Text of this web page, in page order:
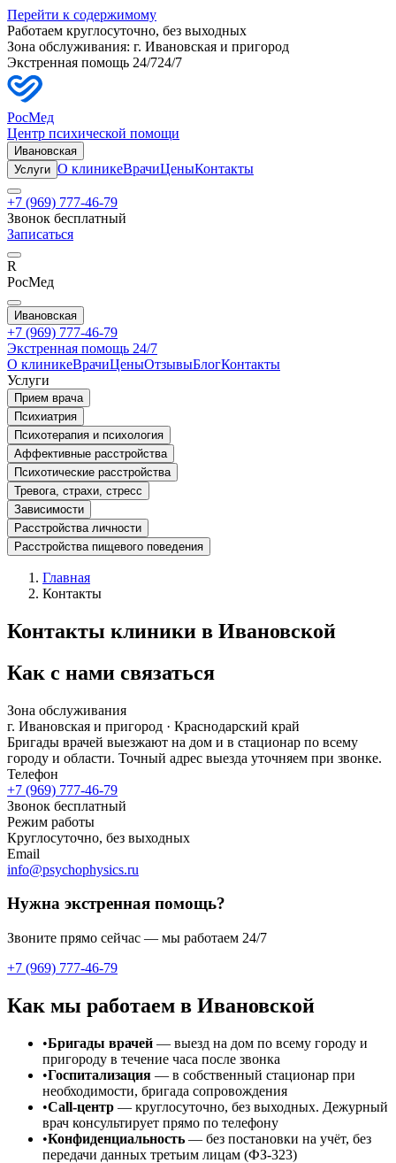
Перейти к содержимому
Работаем круглосуточно, без выходных
Зона обслуживания: г. Ивановская и пригород
Экстренная помощь 24/724/7
РосМед
Центр психической помощи
Ивановская
Услуги О клиникеВрачиЦеныКонтакты
+7 (969) 777-46-79
Звонок бесплатный
Записаться
R
РосМед
Ивановская
+7 (969) 777-46-79
Экстренная помощь 24/7
О клиникеВрачиЦеныОтзывыБлогКонтакты
Услуги
Прием врача
Психиатрия
Психотерапия и психология
Аффективные расстройства
Психотические расстройства
Тревога, страхи, стресс
Зависимости
Расстройства личности
Расстройства пищевого поведения
Главная
Контакты
Контакты клиники в Ивановской
Как с нами связаться
Зона обслуживания
г. Ивановская и пригород · Краснодарский край
Бригады врачей выезжают на дом и в стационар по всему
городу и области. Точный адрес выезда уточняем при звонке.
Телефон
+7 (969) 777-46-79
Звонок бесплатный
Режим работы
Круглосуточно, без выходных
Email
info@psychophysics.ru
Нужна экстренная помощь?
Звоните прямо сейчас — мы работаем 24/7
+7 (969) 777-46-79
Как мы работаем в Ивановской
•Бригады врачей — выезд на дом по всему городу и
пригороду в течение часа после звонка
•Госпитализация — в собственный стационар при
необходимости, бригада сопровождения
•Call-центр — круглосуточно, без выходных. Дежурный
врач консультирует прямо по телефону
•Конфиденциальность — без постановки на учёт, без
передачи данных третьим лицам (ФЗ-323)